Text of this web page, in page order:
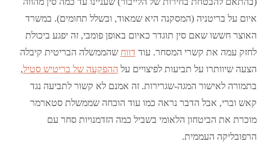
איום על בריטניה (המסקנה היא שמאוד, ובשלל תחומים). במשרד
האוצר חששו שאם סין תוגדר כאיום באופן פומבי, זה יפגע ביכולת
לחזק עמה את קשרי המסחר. עוד דווח שהממשלה הבריטית קיבלה
הצעה שיוותרו על תביעות לפיצויים על ההפקעה של בריטיש סטיל,
בתמורה לאישור המגה-שגרירות. זה אמנם לא קשור לתביעה נגד
קאש וברי, אבל הדבר נראה כמו עוד הוכחה שממשלת סטארמר
מוכרת את הביטחון הלאומי בשביל כמה הזדמנויות סחר עם
הרפובליקה העממית.